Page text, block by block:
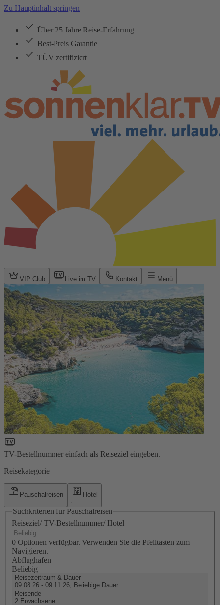
Zu Hauptinhalt springen
Über 25 Jahre Reise-Erfahrung
Best-Preis Garantie
TÜV zertifiziert
VIP Club Live im TV Kontakt Menü
TV-Bestellnummer einfach als Reiseziel eingeben.
Reisekategorie
Pauschalreisen Hotel
Suchkriterien für Pauschalreisen
Reiseziel/ TV-Bestellnummer/ Hotel
0 Optionen verfügbar. Verwenden Sie die Pfeiltasten zum
Navigieren.
Abflughafen
Beliebig
Reisezeitraum & Dauer
09.08.26 - 09.11.26, Beliebige Dauer
Reisende
2 Erwachsene